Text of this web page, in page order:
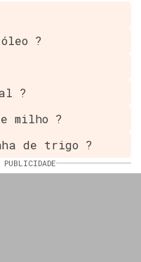
?
?
milho ?
de trigo ?